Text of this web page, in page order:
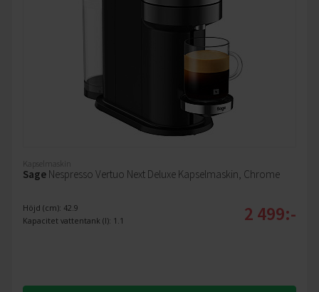
Kapselmaskin
Sage Nespresso Vertuo Next Deluxe Kapselmaskin, Chrome
Höjd (cm): 42.9
Kapacitet vattentank (l): 1.1
2 499:-